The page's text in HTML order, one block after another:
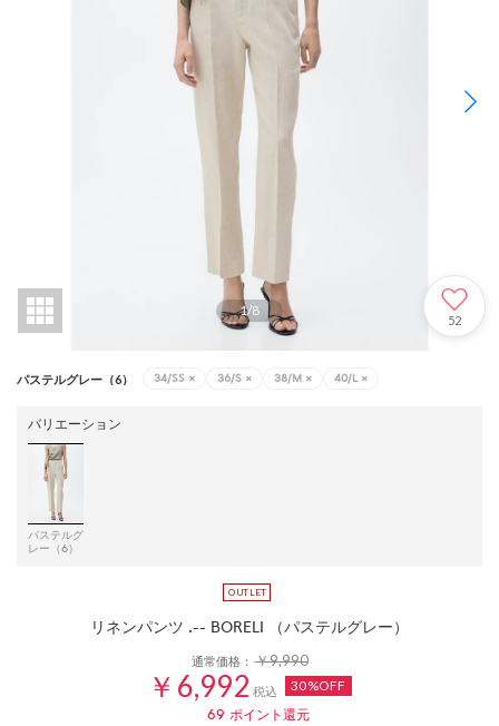
1/8
52
パステルグレー（6） 34/SS × 36/S × 38/M × 40/L ×
バリエーション
パステルグ
レー（6）
リネンパンツ .-- BORELI （パステルグレー）
通常価格：￥9,990
￥6,992 税込 30%OFF
69 ポイント還元